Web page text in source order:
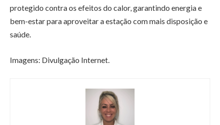
protegido contra os efeitos do calor, garantindo energia e
bem-estar para aproveitar a estação com mais disposição e
saúde.
Imagens: Divulgação Internet.